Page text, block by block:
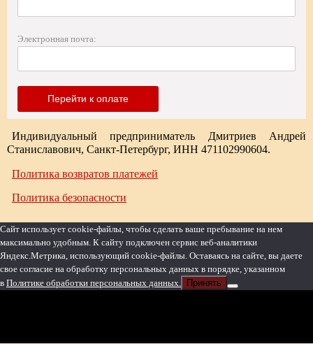
Электронная почта:
Индивидуальный предприниматель Дмитриев Андрей
Станиславович, Санкт-Петербург, ИНН 471102990604.
Политика возвратов платежей
Политика безопасности
Сайт использует cookie-файлы, чтобы сделать ваше пребывание на нем
максимально удобным. К cайту подключен сервис веб-аналитики
Яндекс.Метрика, использующий cookie-файлы. Оставаясь на сайте, вы даете
свое согласие на обработку персональных данных в порядке, указанном
в Политике обработки персональных данных. Принять